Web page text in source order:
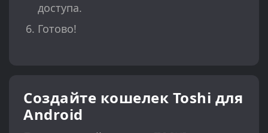
доступа.
Готово!
Создайте кошелек Toshi для
Android